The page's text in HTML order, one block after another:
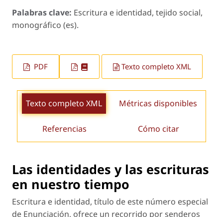
Palabras clave: Escritura e identidad, tejido social,
monográfico (es).
PDF Texto completo XML
Texto completo XML Métricas disponibles
Referencias Cómo citar
Las identidades y las escrituras
en nuestro tiempo
Escritura e identidad, título de este número especial
de Enunciación, ofrece un recorrido por senderos